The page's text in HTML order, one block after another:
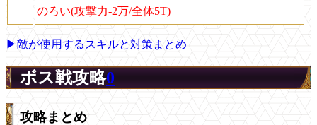
のろい(攻撃力-2万/全体5T)
▶敵が使用するスキルと対策まとめ
ボス戦攻略0
攻略まとめ